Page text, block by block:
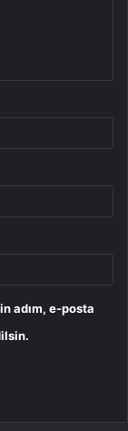
adım, e-posta